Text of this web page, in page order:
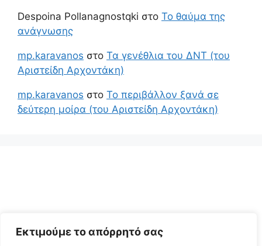
Εκτιμούμε το απόρρητό σας
Despoina Pollanagnostqki στο Το θαύμα της
ανάγνωσης
mp.karavanos στο Τα γενέθλια του ΔΝΤ (του
Αριστείδη Αρχοντάκη)
mp.karavanos στο Το περιβάλλον ξανά σε
δεύτερη μοίρα (του Αριστείδη Αρχοντάκη)